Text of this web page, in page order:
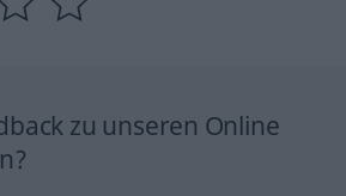
zu unseren Online